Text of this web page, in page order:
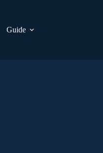
Guide